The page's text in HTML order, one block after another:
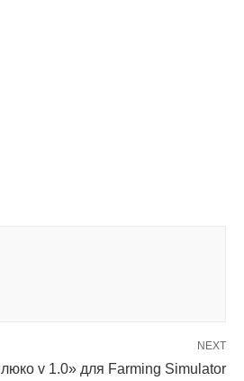
NEXT
v 1.0» для Farming Simulator